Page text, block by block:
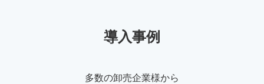
導入事例
多数の卸売企業様から